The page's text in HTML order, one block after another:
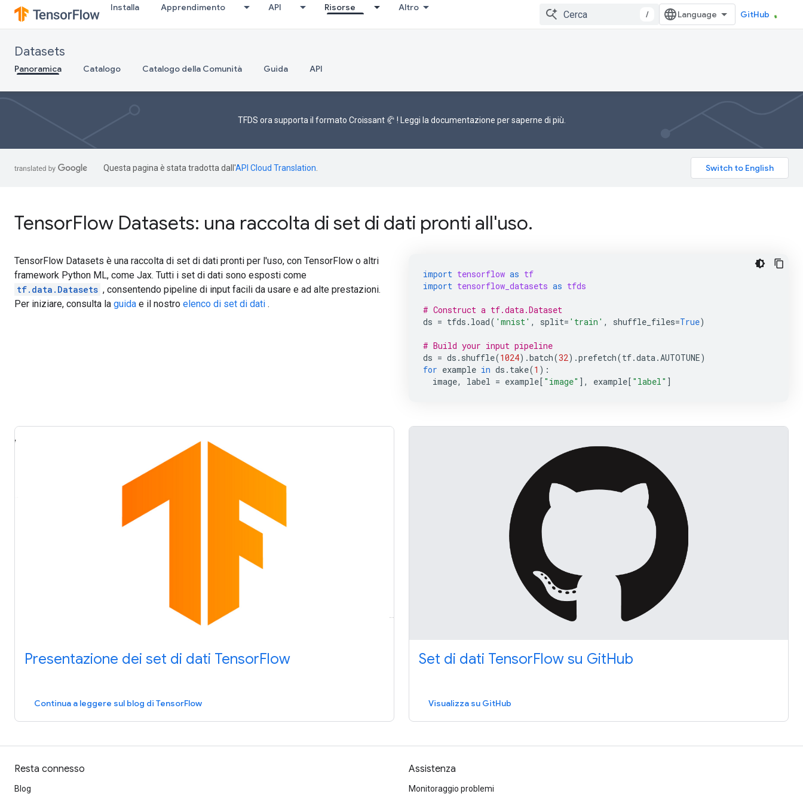
Installa Apprendimento API Risorse Altro
/ GitHub
Datasets
Panoramica Catalogo Catalogo della Comunità Guida API
TFDS ora supporta il formato Croissant 🥐 ! Leggi la documentazione per saperne di più.
Questa pagina è stata tradotta dall'API Cloud Translation
TensorFlow Datasets: una raccolta di set di dati pronti all'uso.
TensorFlow Datasets è una raccolta di set di dati pronti per l'uso, con TensorFlow o altri
framework Python ML, come Jax. Tutti i set di dati sono esposti come
tf.data.Datasets , consentendo pipeline di input facili da usare e ad alte prestazioni.
Per iniziare, consulta la guida e il nostro elenco di set di dati .
import tensorflow as tf
import tensorflow_datasets as tfds
# Construct a tf.data.Dataset
ds = tfds . load( 'mnist' , split= 'train' , shuffle_files=True)
# Build your input pipeline
ds = ds . shuffle(1024) .batch(32) .prefetch(tf.data.AUTOTUNE)
for example in ds . take(1 ):
image, label = example[ "image" ], example[ "label" ]
Presentazione dei set di dati TensorFlow
Continua a leggere sul blog di TensorFlow
Set di dati TensorFlow su GitHub
Visualizza su GitHub
Resta connesso
Blog
Assistenza
Monitoraggio problemi